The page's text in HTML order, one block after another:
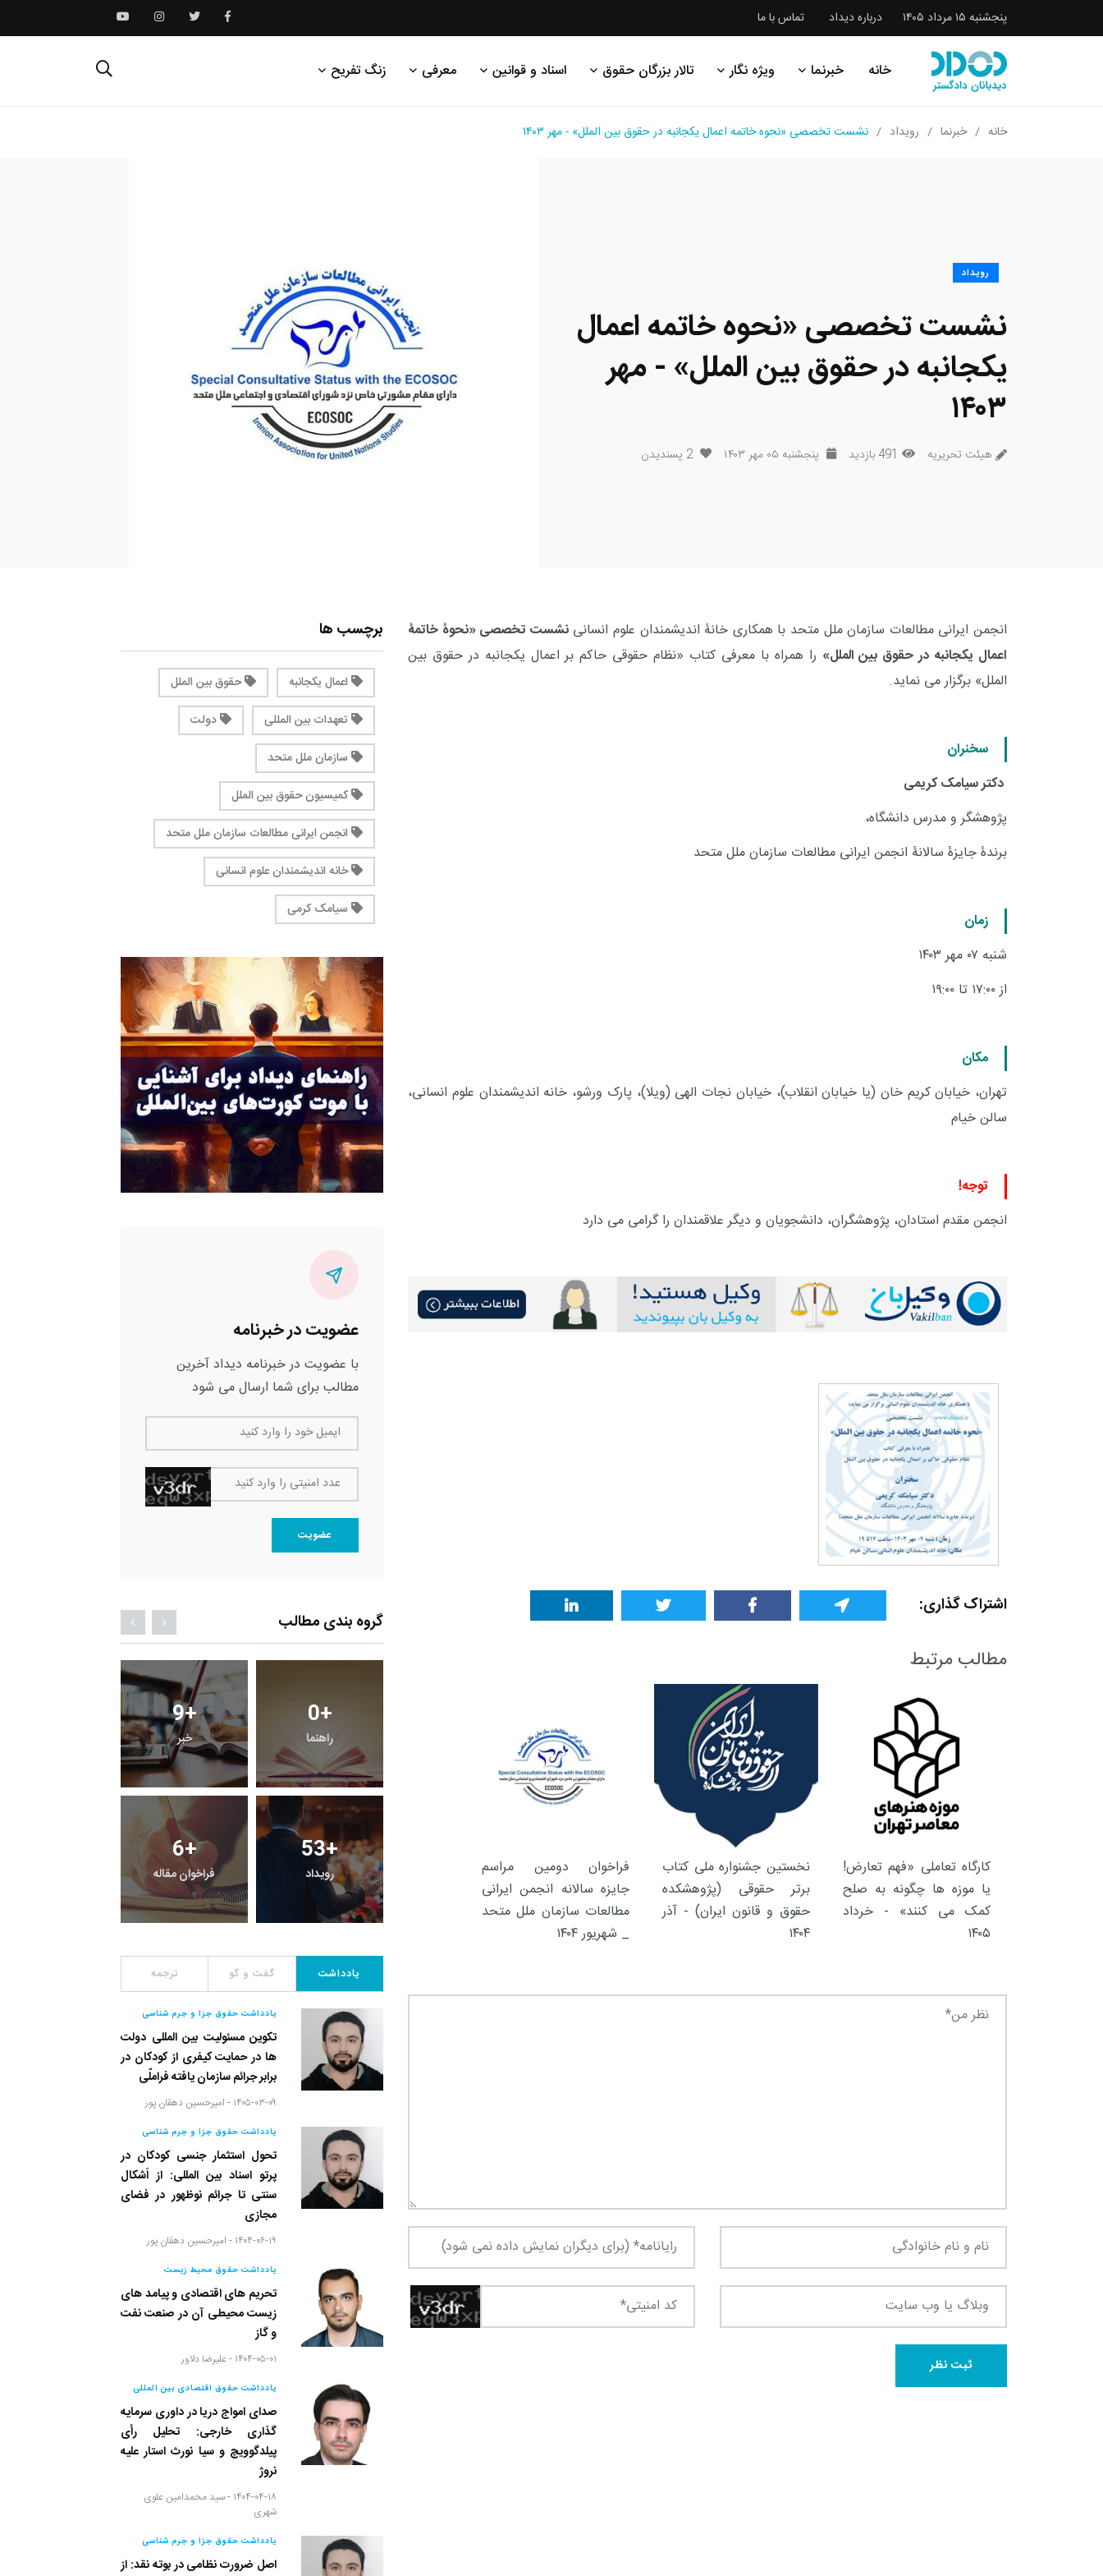
پنجشنبه ۱۵ مرداد ۱۴۰۵ درباره دیداد تماس با ما
خانه خبرنما ویژه نگار تالار بزرگان حقوق اسناد و قوانین معرفی زنگ تفریح
خانه خبرنما رویداد نشست تخصصی «نحوه خاتمه اعمال یکجانبه در حقوق بین الملل» - مهر ۱۴۰۳
رویداد
نشست تخصصی «نحوه خاتمه اعمال
یکجانبه در حقوق بین الملل» - مهر
۱۴۰۳
هیئت تحریریه 491 بازدید پنجشنبه ۰۵ مهر ۱۴۰۳ 2 پسندیدن
انجمن ایرانی مطالعات سازمان ملل متحد با همکاری خانۀ اندیشمندان علوم انسانینشست تخصصی «نحوۀ خاتمۀ
اعمال یکجانبه در حقوق بین الملل» را همراه با معرفی کتاب «نظام حقوقی حاکم بر اعمال یکجانبه در حقوق بین
الملل» برگزار می نماید.
سخنران
دکتر سیامک کریمی
پژوهشگر و مدرس دانشگاه،
برندۀ جایزۀ سالانۀ انجمن ایرانی مطالعات سازمان ملل متحد
زمان
شنبه ۰۷ مهر ۱۴۰۳
از ۱۷:۰۰ تا ۱۹:۰۰
مکان
تهران، خیابان کریم خان (یا خیابان انقلاب)، خیابان نجات الهی (ویلا)، پارک ورشو، خانه اندیشمندان علوم انسانی،
سالن خیام
توجه!
انجمن مقدم استادان، پژوهشگران، دانشجویان و دیگر علاقمندان را گرامی می دارد
اشتراک گذاری:
مطالب مرتبط
کارگاه تعاملی «فهم تعارض!
یا موزه ها چگونه به صلح
کمک می کنند» - خرداد
۱۴۰۵
نخستین جشنواره ملی کتاب
برتر حقوقی (پژوهشکده
حقوق و قانون ایران) - آذر
۱۴۰۴
فراخوان دومین مراسم
جایزه سالانه انجمن ایرانی
مطالعات سازمان ملل متحد
_ شهریور ۱۴۰۴
برچسب ها
اعمال یکجانبه
حقوق بین الملل
تعهدات بین المللی
دولت
سازمان ملل متحد
کمیسیون حقوق بین الملل
انجمن ایرانی مطالعات سازمان ملل متحد
خانه اندیشمندان علوم انسانی
سیامک کرمی
عضویت در خبرنامه
با عضویت در خبرنامه دیداد آخرین
مطالب برای شما ارسال می شود
ایمیل خود را وارد کنید
عدد امنیتی را وارد کنید
عضویت
گروه بندی مطالب
9+
خبر
0+
راهنما
6+
فراخوان مقاله
53+
رویداد
پرونده
معرفی کتاب های حقوقی
1+
گزارش
معرفی کتابخانه های
حقوقی
1+
گفت و گو یادداشت
یادداشت گفت و گو ترجمه
یادداشت حقوق جزا و جرم شناسی
تکوین مسئولیت بین المللی دولت
ها در حمایت کیفری از کودکان در
برابر جرائم سازمان یافته فراملّی
۱۴۰۵-۰۳-۰۹ - امیرحسین دهقان پور
یادداشت حقوق جزا و جرم شناسی
تحول استثمار جنسی کودکان در
پرتو اسناد بین المللی: از اَشکال
سنتی تا جرائم نوظهور در فضای
مجازی
۱۴۰۴-۰۶-۱۹ - امیرحسین دهقان پور
یادداشت حقوق محیط زیست
تحریم های اقتصادی و پیامد های
زیست محیطی آن در صنعت نفت
و گاز
۱۴۰۴-۰۵-۰۱ - علیرضا دلاور
یادداشت حقوق اقتصادی بین المللی
صدای امواج دریا در داوری سرمایه
گذاری خارجی: تحلیل رأی
پیلدگوویچ و سیا نورث استار علیه
نروژ
۱۴۰۴-۰۴-۱۸ - سید محمدامین علوی
شهری
یادداشت حقوق جزا و جرم شناسی
اصل ضرورت نظامی در بوته نقد: از